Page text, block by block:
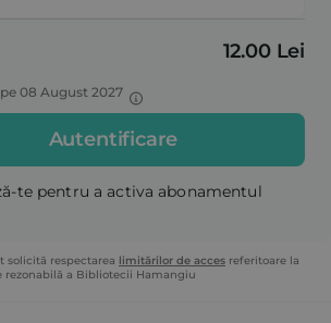
12.00 Lei
08 August 2027
Autentificare
te pentru a activa abonamentul
solicită respectarea limitărilor de acces referitoare la
rezonabilă a Bibliotecii Hamangiu